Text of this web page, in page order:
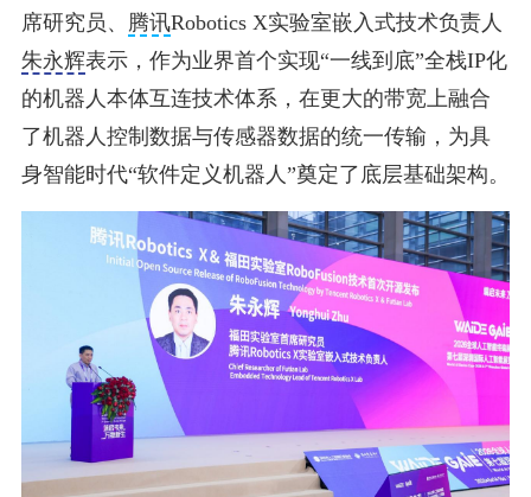
席研究员、
腾讯Robotics X实验室嵌入式技术负责人
朱永辉表示，作为业界首个实现“一线到底”全栈IP化
的机器人本体互连技术体系，在更大的带宽上融合
了机器人控制数据与传感器数据的统一传输，为具
身智能时代“软件定义机器人”奠定了底层基础架构。